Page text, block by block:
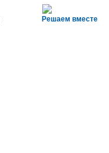
Решаем вместе